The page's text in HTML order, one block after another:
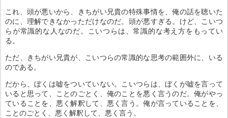
これ、頭が悪いから、きちがい兄貴の特殊事情を、俺の話を聴いた
のに、理解できなかっただけなのだ。頭が悪すぎる。けど、こいつ
らが常識的な人なのだ。こいつらは、常識的な考え方をもってい
る。
ただ、きちがい兄貴が、こいつらの常識的な思考の範囲外に、いる
のである。
だから、ぼくは嘘をついていない。こいつらは、ぼくが嘘を言って
いると思って、ことのごとく、俺のことを悪く言うのだ。俺がやっ
ていることを、悪く解釈して、悪く言う。俺が言っていることを、
ことのごとく、悪く解釈して、悪く言う。